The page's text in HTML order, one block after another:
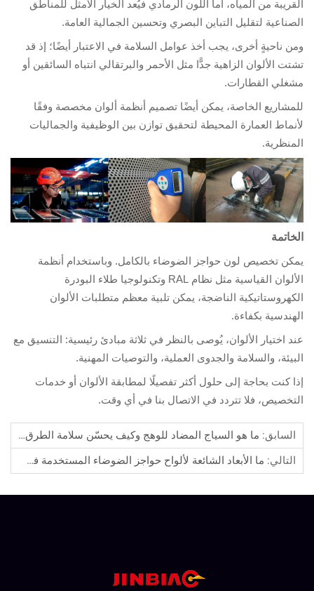
من المياه، أما اللون الرمادي فيُعد الخيار الأمثل للمناطق
لتقليل التباين البصري وتحسين الجمالية العامة.
ناحيةٍ أخرى، يجب أخذ عوامل السلامة في الاعتبار أيضًا؛ إذ قد
الألوان الزاهية جدًّا مثل الأحمر والبرتقالي انتباه السائقين أو
القطارات.
الخاصة، يمكن أيضًا تصميم أنظمة ألوان مخصصة وفقًا
العمارة المحيطة لتحقيق توازن بين الوظيفية والجماليات
تخصيص لون حواجز الضوضاء بالكامل. وباستخدام أنظمة
الألوان القياسية مثل نظام RAL وتكنولوجيا طلاء البودرة
الناضجة، يمكن تلبية معظم متطلبات الألوان
بكفاءة.
اختيار الألوان، يُوصى بالنظر في ثلاثة مبادئ رئيسية: التنسيق مع
والسلامة والجدوى العملية، والتوصيات المهنية.
كنت بحاجة إلى حلول أكثر تفصيلًا لمطابقة الألوان أو خدمات
فلا تتردد في الاتصال بنا في أي وقت.
السابق:ما هو السياج المضاد للوهج وكيف يحسّن سلامة الطرق السريعة؟
التالي:ما الأبعاد الشائعة لألواح حواجز الضوضاء المستخدمة في جسور الطرق السريعة والسكك الحديدية؟